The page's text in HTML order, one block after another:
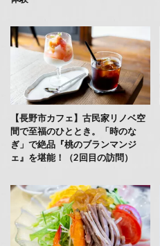
【長野市カフェ】古民家リノベ空
間で至福のひととき。「時のな
ぎ」で絶品『桃のブランマンジ
ェ』を堪能！（2回目の訪問）